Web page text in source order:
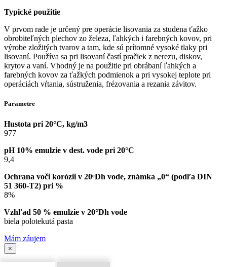
Typické použitie
V prvom rade je určený pre operácie lisovania za studena ťažko
obrobiteľných plechov zo železa, ľahkých i farebných kovov, pri
výrobe zložitých tvarov a tam, kde sú prítomné vysoké tlaky pri
lisovaní. Používa sa pri lisovaní častí pračiek z nerezu, diskov,
krytov a vaní. Vhodný je na použitie pri obrábaní ľahkých a
farebných kovov za ťažkých podmienok a pri vysokej teplote pri
operáciách vŕtania, sústruženia, frézovania a rezania závitov.
Parametre
Hustota pri 20°C, kg/m3
977
pH 10% emulzie v dest. vode pri 20°C
9,4
Ochrana voči korózii v 20ᵒDh vode, známka „0“ (podľa DIN
51 360-T2) pri %
8%
Vzhľad 50 % emulzie v 20°Dh vode
biela polotekutá pasta
Mám záujem
×